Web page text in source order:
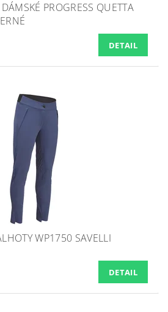
PROGRESS QUETTA
DETAIL
WP1750 SAVELLI
DETAIL